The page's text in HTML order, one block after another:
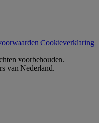
Cookieverklaring
voorbehouden.
van Nederland.